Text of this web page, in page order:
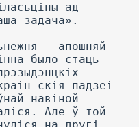
ад
задача».
— апошняй
было стаць
скія падзеі
навіной
Але ў той